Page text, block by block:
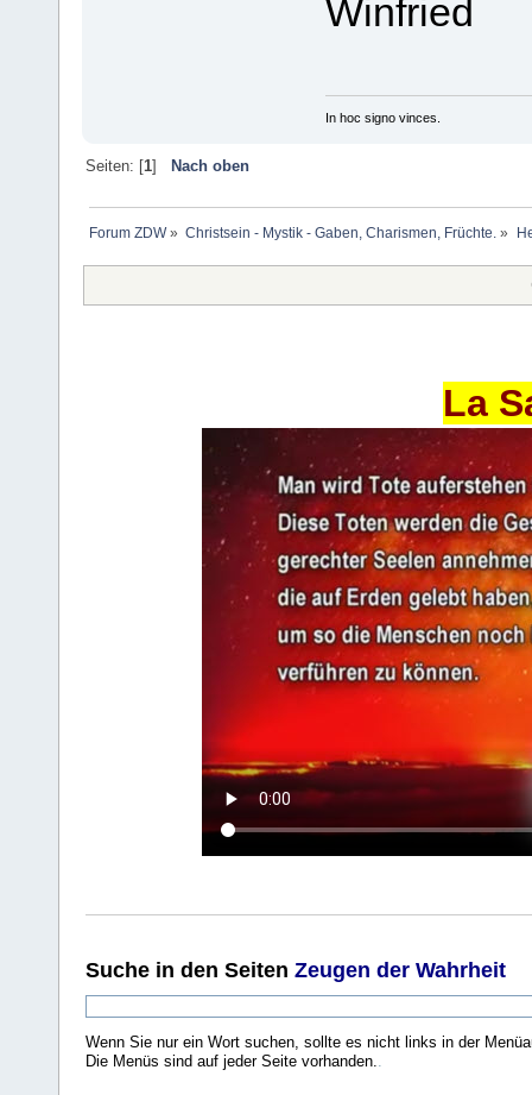
Winfried
In hoc signo vinces.
Seiten: [1] Nach oben
Forum ZDW» Christsein - Mystik - Gaben, Charismen, Früchte. »
La
Suche in den Seiten Zeugen der Wahrheit
Wenn Sie nur ein Wort suchen, sollte es nicht links in der
Die Menüs sind auf jeder Seite vorhanden..